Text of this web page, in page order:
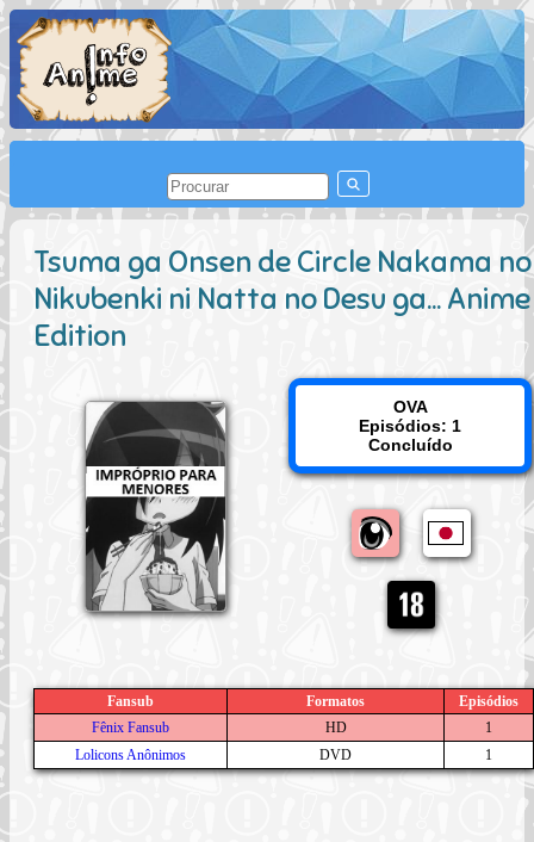
Tsuma ga Onsen de Circle Nakama no
Nikubenki ni Natta no Desu ga... Anime
Edition
OVA
Episódios: 1
Concluído
Fansub Formatos
Episódios
Fênix Fansub
HD
1
Lolicons Anônimos
DVD 1